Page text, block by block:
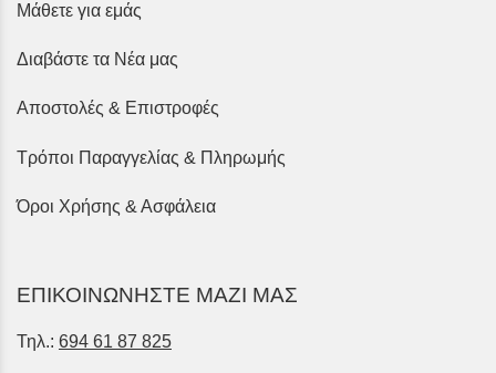
Μάθετε για εμάς
Διαβάστε τα Νέα μας
Αποστολές & Επιστροφές
Τρόποι Παραγγελίας & Πληρωμής
Όροι Χρήσης & Ασφάλεια
ΕΠΙΚΟΙΝΩΝΗΣΤΕ ΜΑΖΙ ΜΑΣ
Τηλ.: 694 61 87 825